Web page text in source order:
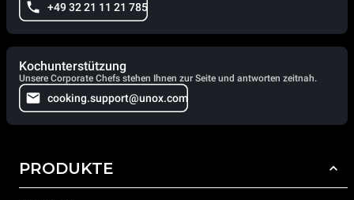
+49 32 21 11 21 785
Kochunterstützung
Unsere Corporate Chefs stehen Ihnen zur Seite und antworten zeitnah.
cooking.support@unox.com
PRODUKTE